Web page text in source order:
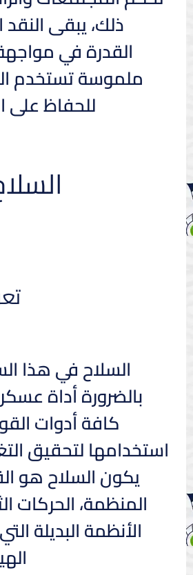
ذلك، يبقى
القدرة في
ملموسة تستخدم
للحفاظ على
السلاح في هذا
بالضرورة أداة
كافة أدوات
استخدامها لتحقيق
يكون السلاح هو
المنظمة، الحركات
الأنظمة البديلة